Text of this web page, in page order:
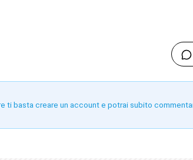
ti basta creare un account e potrai subito